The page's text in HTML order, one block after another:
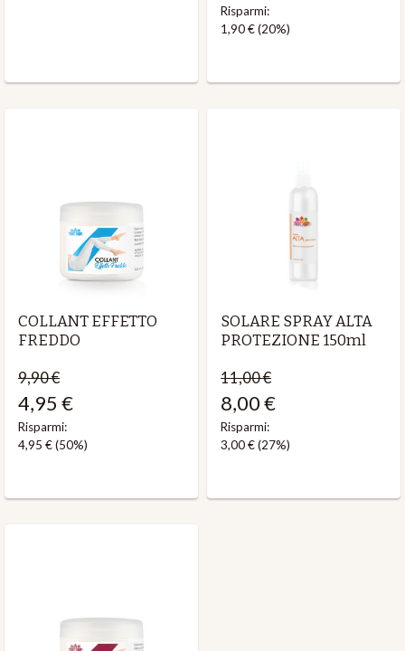
Risparmi:
1,90 €(20%)
COLLANT EFFETTO
FREDDO
9,90 €
4,95 €
Risparmi:
4,95 €(50%)
SOLARE SPRAY ALTA
PROTEZIONE 150ml
11,00 €
8,00 €
Risparmi:
3,00 €(27%)